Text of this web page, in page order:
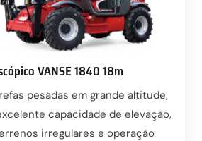
VANSE 1840 18m
pesadas em grande altitude,
capacidade de elevação,
irregulares e operação